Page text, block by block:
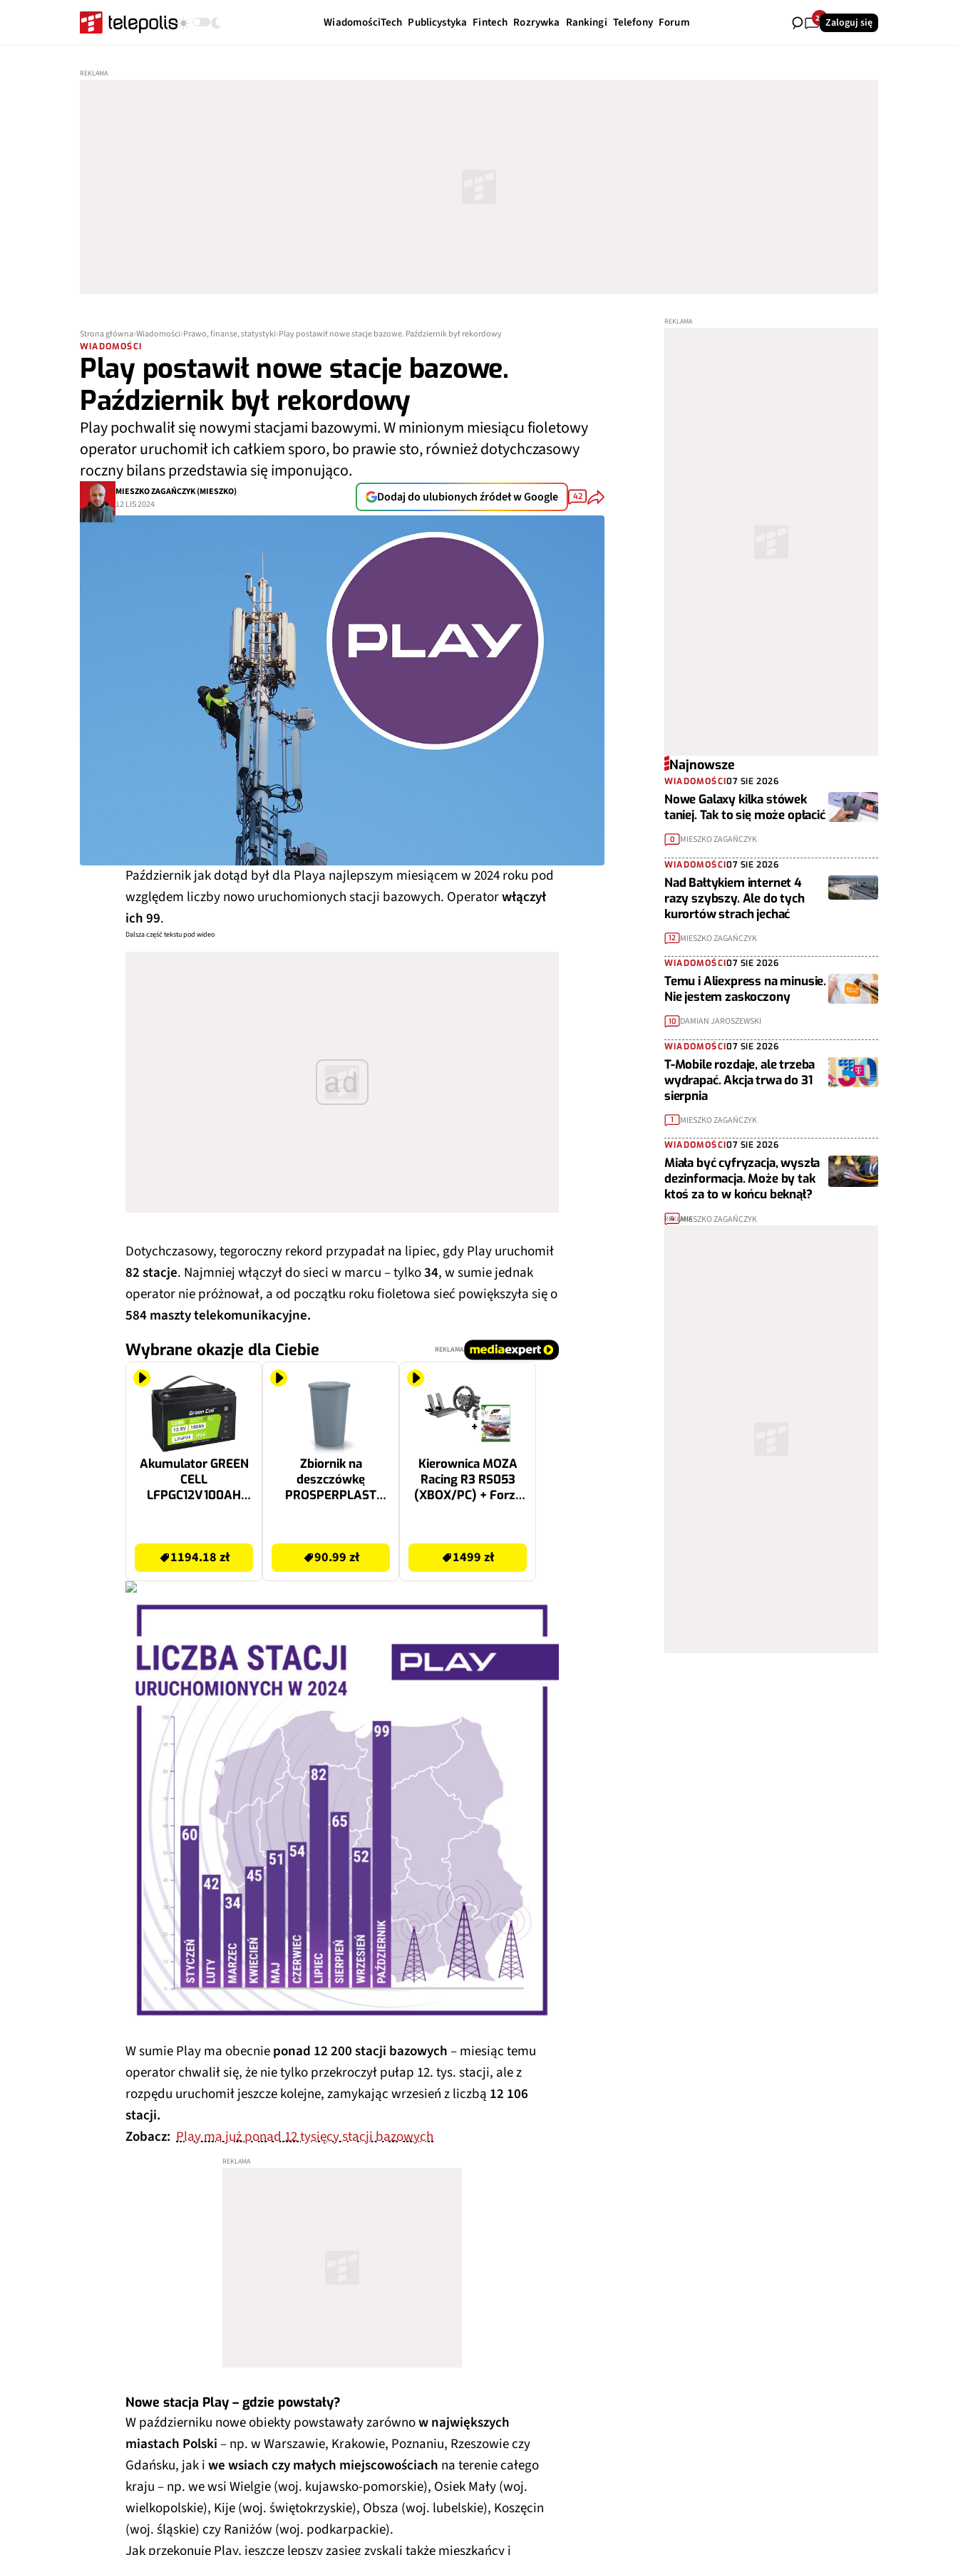
WiadomościTech Publicystyka Fintech Rozrywka Rankingi Telefony Forum 21Zaloguj się
Strona główna Wiadomości Prawo, finanse, statystyki Play postawił nowe stacje bazowe. Październik był rekordowy
WIADOMOŚCI
Play postawił nowe stacje bazowe.
Październik był rekordowy
Play pochwalił się nowymi stacjami bazowymi. W minionym miesiącu fioletowy
operator uruchomił ich całkiem sporo, bo prawie sto, również dotychczasowy
roczny bilans przedstawia się imponująco.
MIESZKO ZAGAŃCZYK (MIESZKO)
12 LIS 2024
Dodaj do ulubionych źródeł w Google 42
Październik jak dotąd był dla Playa najlepszym miesiącem w 2024 roku pod
względem liczby nowo uruchomionych stacji bazowych. Operatorwłączył
ich 99.
Dalsza część tekstu pod wideo
ad
Dotychczasowy, tegoroczny rekord przypadał na lipiec, gdy Play uruchomił
82 stacje. Najmniej włączył do sieci w marcu – tylko34, w sumie jednak
operator nie próżnował, a od początku roku fioletowa sieć powiększyła się o
584 maszty telekomunikacyjne.
Wybrane okazje dla Ciebie REKLAMA
Akumulator GREEN
CELL
LFPGC12V100AH
1194.18 zł
Zbiornik na
deszczówkę
PROSPERPLAST
90.99 zł
Kierownica MOZA
Racing R3 RS053
(XBOX/PC) + Forza
1499 zł
W sumie Play ma obecnieponad 12 200 stacji bazowych– miesiąc temu
operator chwalił się, że nie tylko przekroczył pułap 12. tys. stacji, ale z
rozpędu uruchomił jeszcze kolejne, zamykając wrzesień z liczbą 12 106
stacji.
Zobacz: Play ma już ponad 12 tysięcy stacji bazowych
Nowe stacja Play – gdzie powstały?
W październiku nowe obiekty powstawały zarównow największych
miastach Polski– np. w Warszawie, Krakowie, Poznaniu, Rzeszowie czy
Gdańsku, jak iwe wsiach czy małych miejscowościach na terenie całego
kraju – np. we wsi Wielgie (woj. kujawsko-pomorskie), Osiek Mały (woj.
wielkopolskie), Kije (woj. świętokrzyskie), Obsza (woj. lubelskie), Koszęcin
(woj. śląskie) czy Raniżów (woj. podkarpackie).
Jak przekonuje Play, jeszcze lepszy zasięg zyskali także mieszkańcy i
Najnowsze
WIADOMOŚCI07 SIE 2026
Nowe Galaxy kilka stówek
taniej. Tak to się może opłacić
0 MIESZKO ZAGAŃCZYK
WIADOMOŚCI07 SIE 2026
Nad Bałtykiem internet 4
razy szybszy. Ale do tych
kurortów strach jechać
12 MIESZKO ZAGAŃCZYK
WIADOMOŚCI07 SIE 2026
Temu i Aliexpress na minusie.
Nie jestem zaskoczony
10 DAMIAN JAROSZEWSKI
WIADOMOŚCI07 SIE 2026
T-Mobile rozdaje, ale trzeba
wydrapać. Akcja trwa do 31
sierpnia
1 MIESZKO ZAGAŃCZYK
WIADOMOŚCI07 SIE 2026
Miała być cyfryzacja, wyszła
dezinformacja. Może by tak
ktoś za to w końcu beknął?
4 MIESZKO ZAGAŃCZYK